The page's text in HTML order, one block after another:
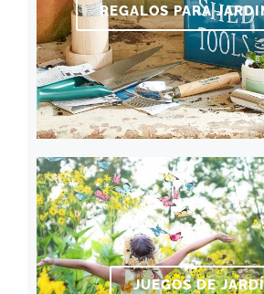
REGALOS PARA
JUEGOS DE